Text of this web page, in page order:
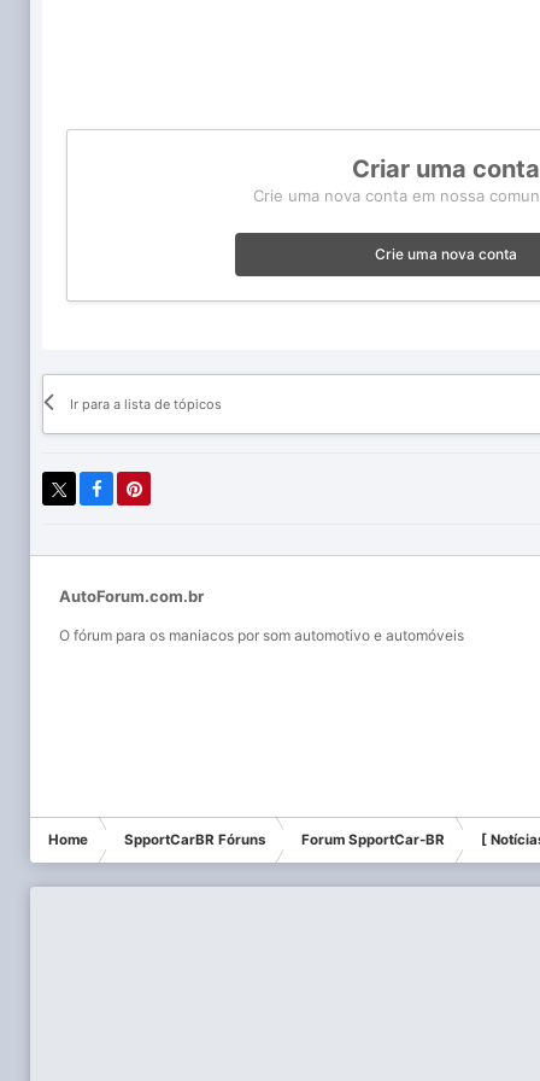
Criar uma conta
Crie uma nova conta em nossa
Crie uma nova conta
Ir para a lista de tópicos
AutoForum.com.br
O fórum para os maniacos por som automotivo e automóveis
Home SpportCarBR Fóruns Forum SpportCar-BR [